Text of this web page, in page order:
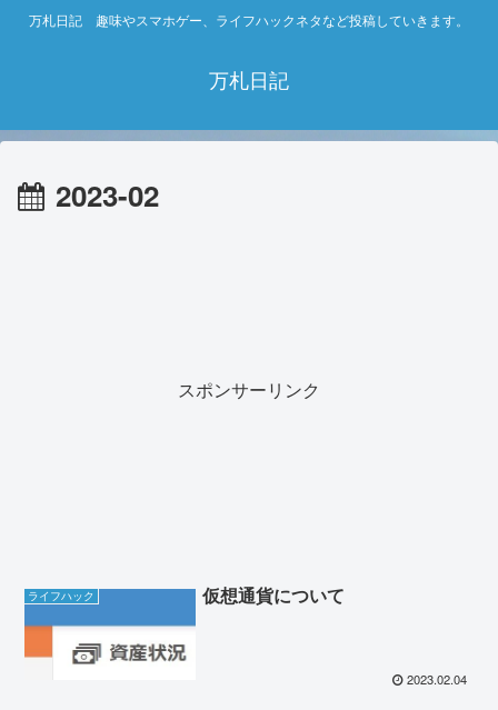
万札日記 趣味やスマホゲー、ライフハックネタなど投稿していきます。
万札日記
2023-02
スポンサーリンク
ライフハック 仮想通貨について
2023.02.04